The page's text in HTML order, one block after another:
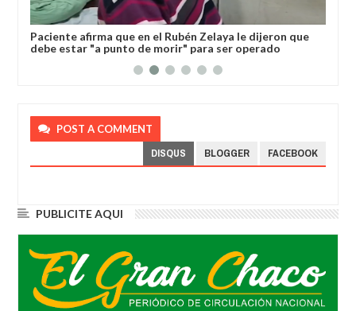
Paciente afirma que en el Rubén Zelaya le dijeron que
debe estar "a punto de morir" para ser operado
POST A COMMENT
DISQUS BLOGGER FACEBOOK
PUBLICITE AQUI